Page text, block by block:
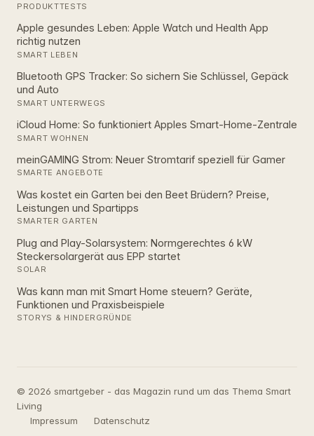
PRODUKTTESTS
Apple gesundes Leben: Apple Watch und Health App
richtig nutzen
SMART LEBEN
Bluetooth GPS Tracker: So sichern Sie Schlüssel, Gepäck
und Auto
SMART UNTERWEGS
iCloud Home: So funktioniert Apples Smart‑Home‑Zentrale
SMART WOHNEN
meinGAMING Strom: Neuer Stromtarif speziell für Gamer
SMARTE ANGEBOTE
Was kostet ein Garten bei den Beet Brüdern? Preise,
Leistungen und Spartipps
SMARTER GARTEN
Plug and Play-Solarsystem: Normgerechtes 6 kW
Steckersolargerät aus EPP startet
SOLAR
Was kann man mit Smart Home steuern? Geräte,
Funktionen und Praxisbeispiele
STORYS & HINDERGRÜNDE
© 2026 smartgeber - das Magazin rund um das Thema Smart
Living
Impressum
Datenschutz